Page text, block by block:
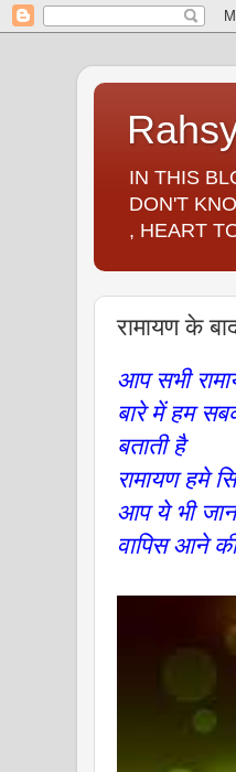
IN THIS
DON'T
, HEART
रामायण के
आप सभी
बारे में हम
बताती है
रामायण हमे
आप ये भी
वापिस आने